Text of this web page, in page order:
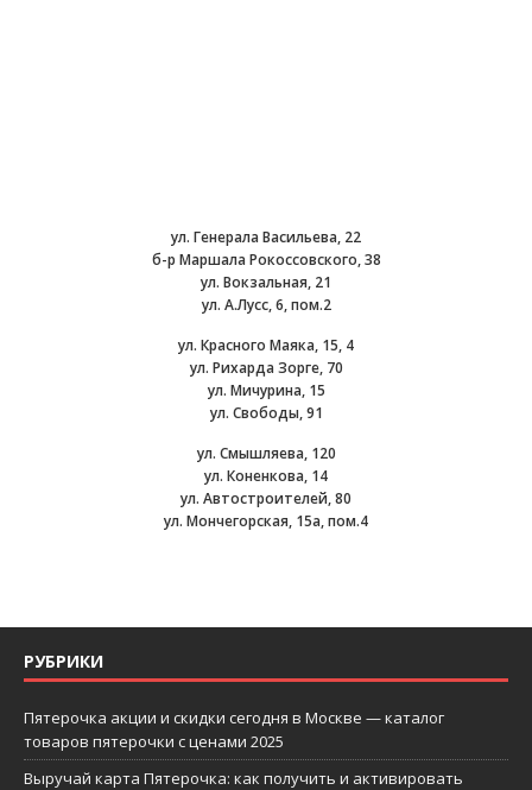
ул. Генерала Васильева, 22
б-р Маршала Рокоссовского, 38
ул. Вокзальная, 21
ул. А.Лусс, 6, пом.2
ул. Красного Маяка, 15, 4
ул. Рихарда Зорге, 70
ул. Мичурина, 15
ул. Свободы, 91
ул. Смышляева, 120
ул. Коненкова, 14
ул. Автостроителей, 80
ул. Мончегорская, 15а, пом.4
РУБРИКИ
Пятерочка акции и скидки сегодня в Москве — каталог
товаров пятерочки с ценами 2025
Выручай карта Пятерочка: как получить и активировать